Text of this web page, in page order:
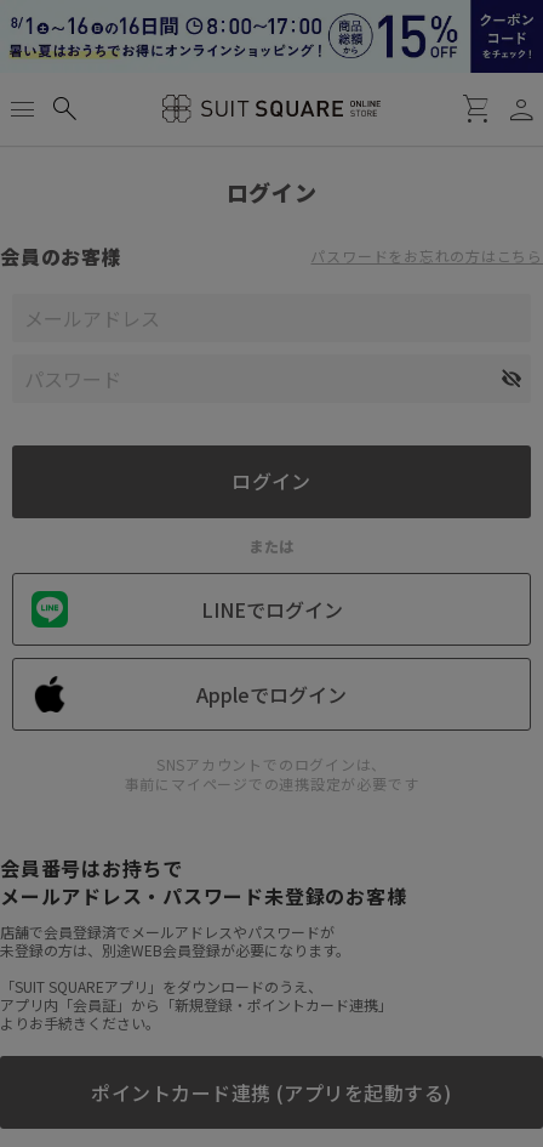
menu search shopping_cart person
ログイン
会員のお客様 パスワードをお忘れの方はこちら
または
LINEでログイン
Appleでログイン
SNSアカウントでのログインは、
事前にマイページでの連携設定が必要です
会員番号はお持ちで
メールアドレス・パスワード未登録のお客様
店舗で会員登録済でメールアドレスやパスワードが
未登録の方は、別途WEB会員登録が必要になります。
「SUIT SQUAREアプリ」をダウンロードのうえ、
アプリ内「会員証」から「新規登録・ポイントカード連携」
よりお手続きください。
ポイントカード連携 (アプリを起動する)